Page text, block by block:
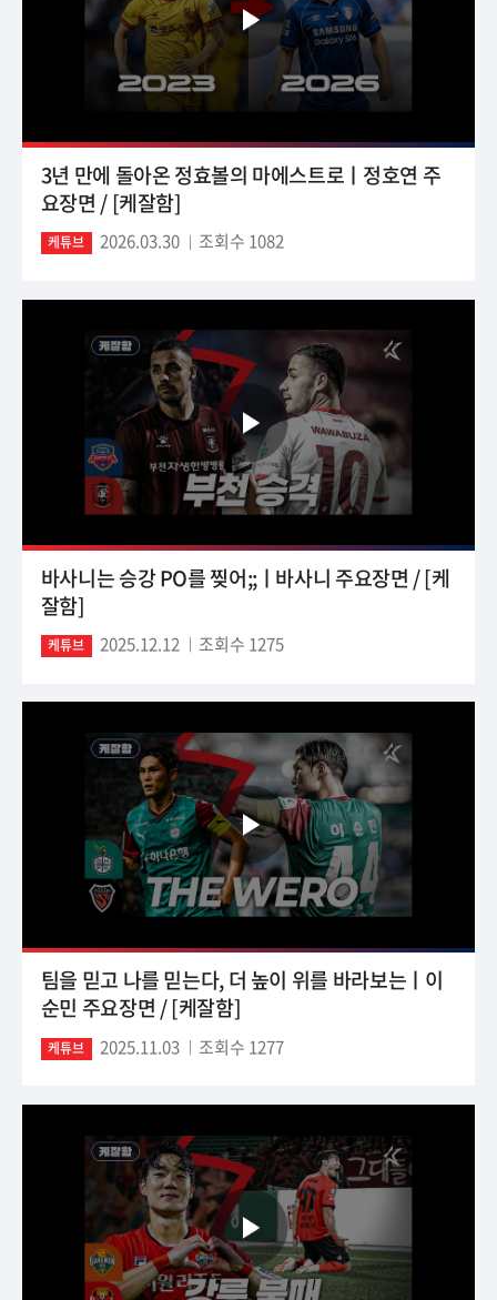
3년 만에 돌아온 정효볼의 마에스트로ㅣ정호연 주
요장면 / [케잘함]
케튜브 2026.03.30 조회수 1082
바사니는 승강 PO를 찢어;;ㅣ바사니 주요장면 / [케
잘함]
케튜브 2025.12.12 조회수 1275
팀을 믿고 나를 믿는다, 더 높이 위를 바라보는ㅣ이
순민 주요장면 / [케잘함]
케튜브 2025.11.03 조회수 1277